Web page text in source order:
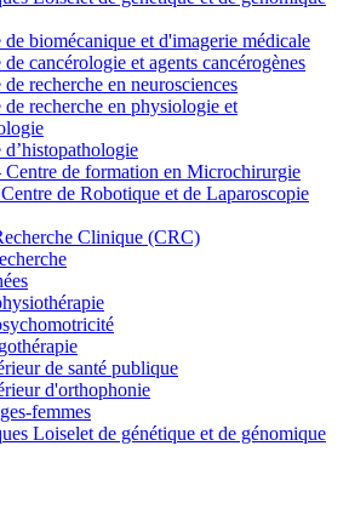
biomécanique et d'imagerie médicale
cancérologie et agents cancérogènes
recherche en neurosciences
recherche en physiologie et
de formation en Microchirurgie
de Robotique et de Laparoscopie
Clinique (CRC)
de santé publique
d'orthophonie
femmes
Loiselet de génétique et de génomique